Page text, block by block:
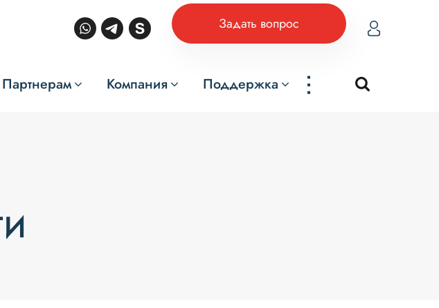
Задать вопрос
Партнерам Компания Поддержка ...